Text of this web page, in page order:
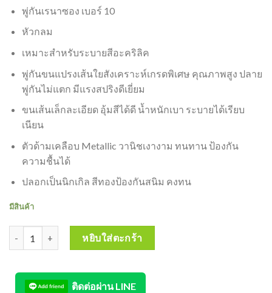
พู่กันเรนาซอง เบอร์ 10
หัวกลม
เหมาะสำหรับระบายสีอะคริลิค
พู่กันขนแปรงเส้นใยสังเคราะห์เกรดพิเศษ คุณภาพสูง ปลาย
พู่กันไม่แตก มีแรงสปริงดีเยี่ยม
ขนเส้นเล็กละเอียด อุ้มสีได้ดี น้ำหนักเบา ระบายได้เรียบ
เนียน
ตัวด้ามเคลือบ Metallic วานิชเงางาม ทนทาน ป้องกัน
ความชื้นได้
ปลอกเป็นนิกเกิล สีทองป้องกันสนิม คงทน
มีสินค้า
จำนวน Renaissance Artist Acrylic Brush พู่กันสีอะคริลิคสำหรับศิล
หยิบใส่ตะกร้า
ติดต่อผ่าน LINE